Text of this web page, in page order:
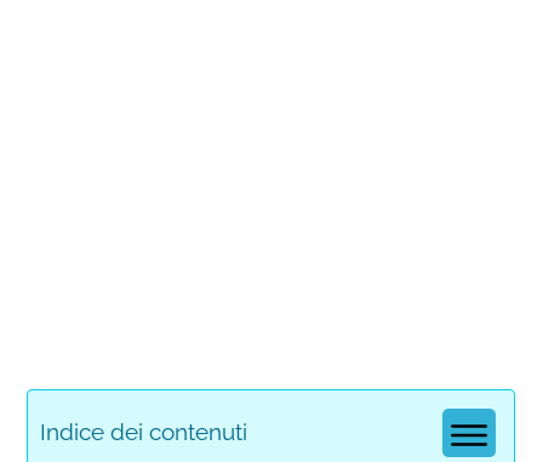
Indice dei contenuti